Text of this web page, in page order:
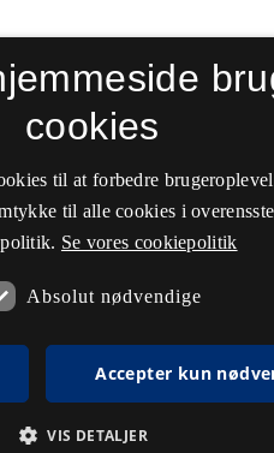
cookies
til at forbedre
til alle cookies i
Se vores cookiepolitik
Absolut nødvendige
Accepter kun
VIS DETALJER